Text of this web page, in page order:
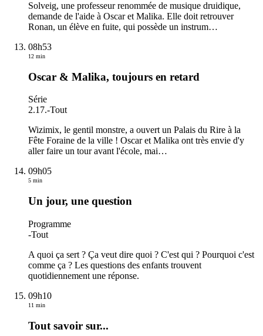
Solveig, une professeur renommée de musique druidique,
demande de l'aide à Oscar et Malika. Elle doit retrouver
Ronan, un élève en fuite, qui possède un instrum…
08h53
12 min
Oscar & Malika, toujours en retard
Série
2.17.-Tout
Wizimix, le gentil monstre, a ouvert un Palais du Rire à la
Fête Foraine de la ville ! Oscar et Malika ont très envie d'y
aller faire un tour avant l'école, mai…
09h05
5 min
Un jour, une question
Programme
-Tout
A quoi ça sert ? Ça veut dire quoi ? C'est qui ? Pourquoi c'est
comme ça ? Les questions des enfants trouvent
quotidiennement une réponse.
09h10
11 min
Tout savoir sur...